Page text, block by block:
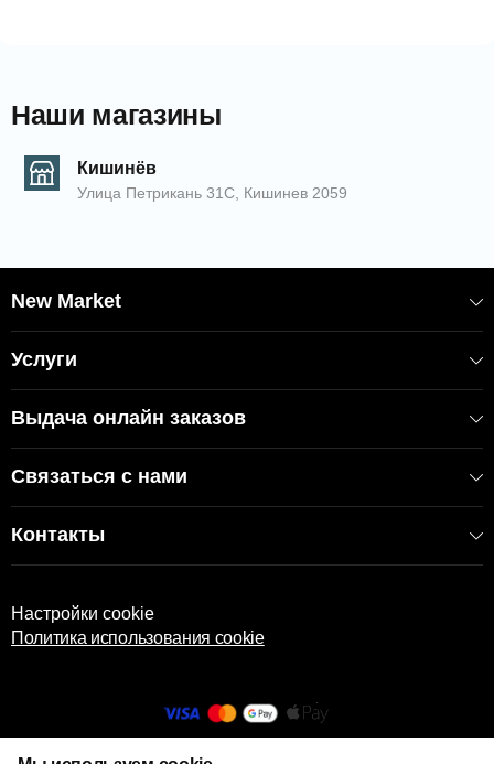
хлопок, фетр)
колокольчик, шарфик
Идеально для новогоднего декора и
EAN: 6926035354816
Артикул: 54816
Наши магазины
Кишинёв
Улица Петрикань 31С, Кишинев 2059
New Market
Услуги
Выдача онлайн заказов
Связаться с нами
Контакты
Настройки cookie
Политика использования cookie